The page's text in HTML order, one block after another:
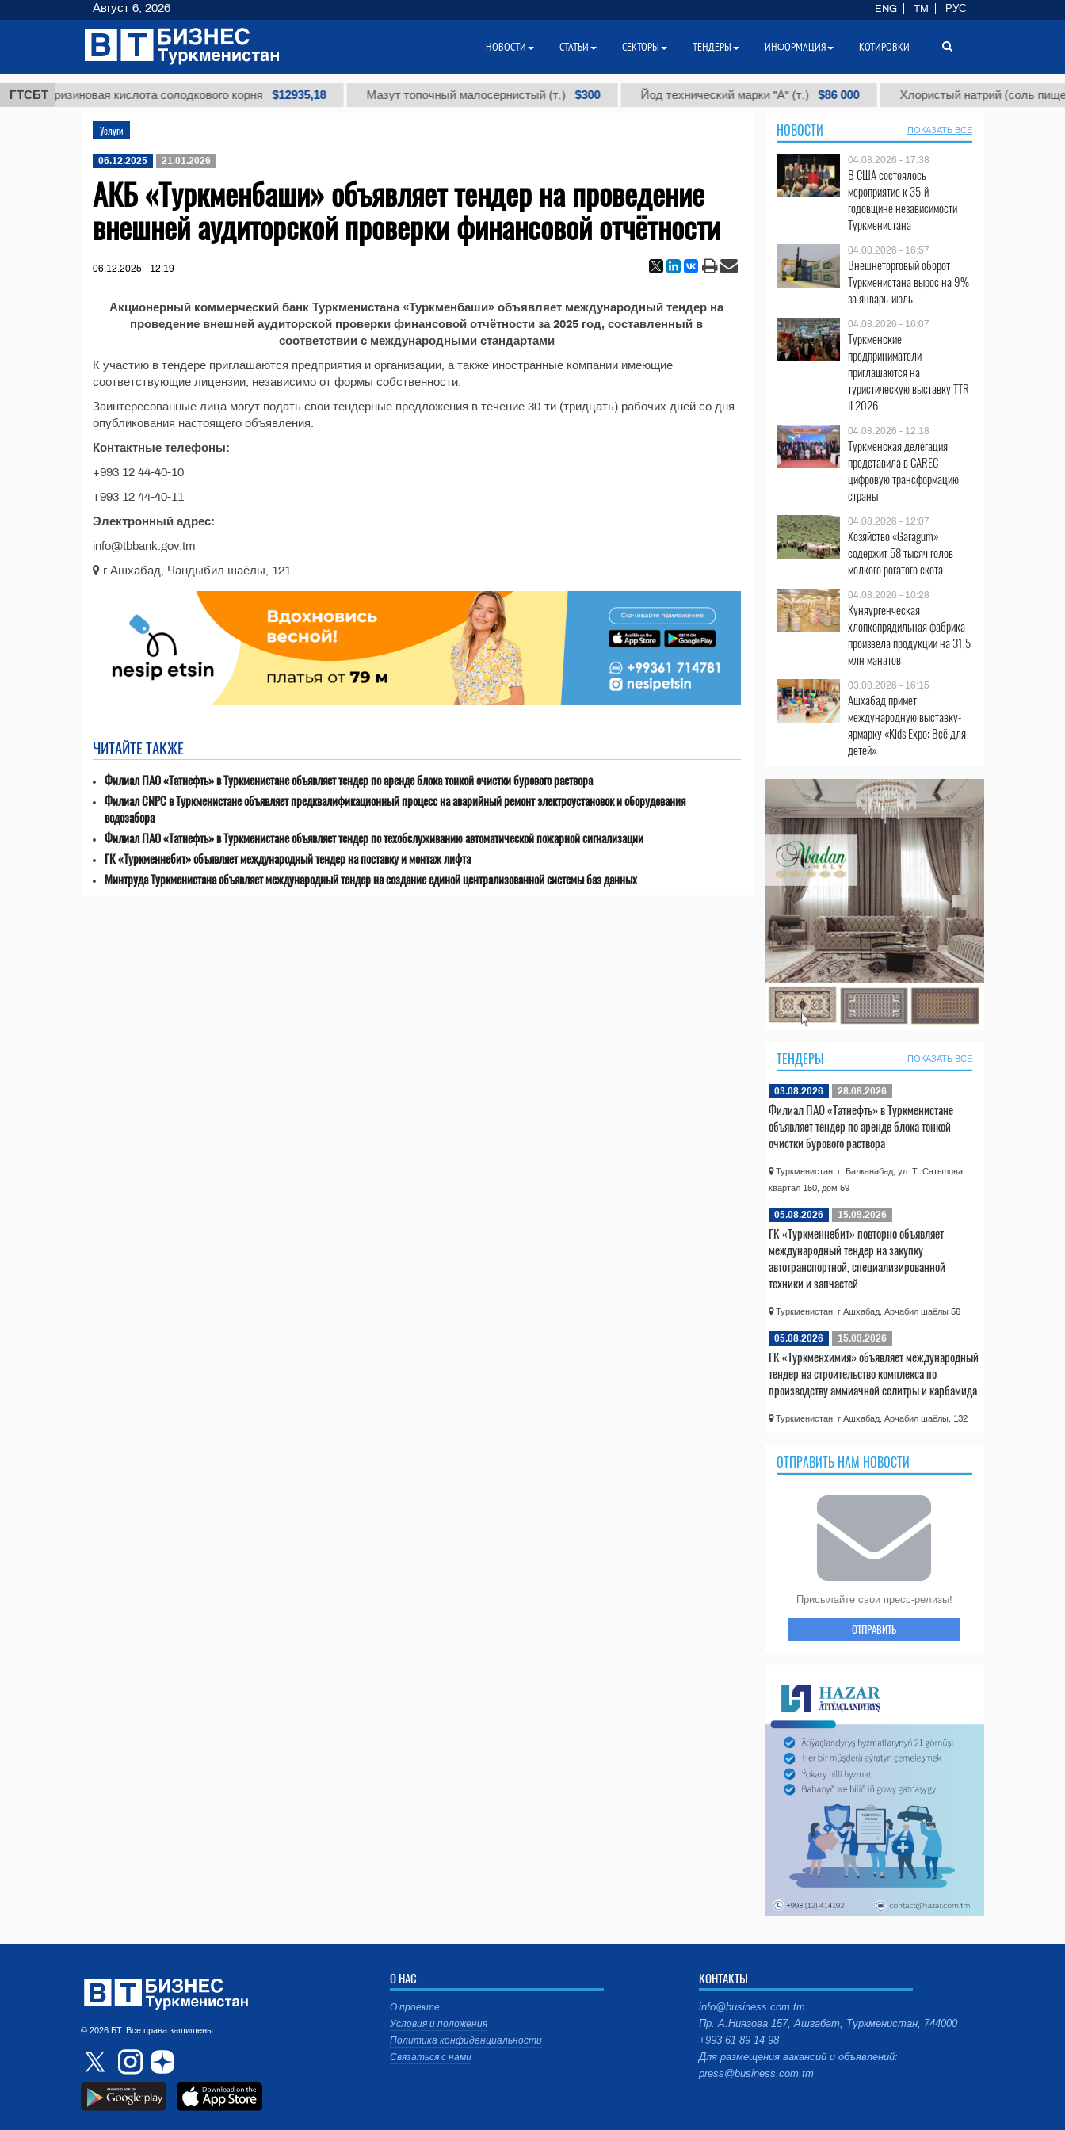
ГТСБТ кислота солодкового корня $12935,18 Мазут топочный малосернистый (т.) $300 Йод технический марки "А" (т.) $86 000 Хлористый натрий (соль пищевая)
Услуги
06.12.2025 21.01.2026
АКБ «Туркменбаши» объявляет тендер на проведение
внешней аудиторской проверки финансовой отчётности
06.12.2025 - 12:19
Акционерный коммерческий банк Туркменистана «Туркменбаши» объявляет международный тендер на
проведение внешней аудиторской проверки финансовой отчётности за 2025 год, составленный в
соответствии с международными стандартами
К участию в тендере приглашаются предприятия и организации, а также иностранные компании имеющие
соответствующие лицензии, независимо от формы собственности.
Заинтересованные лица могут подать свои тендерные предложения в течение 30-ти (тридцать) рабочих дней со дня
опубликования настоящего объявления.
Контактные телефоны:
+993 12 44-40-10
+993 12 44-40-11
Электронный адрес:
info@tbbank.gov.tm
г.Ашхабад, Чандыбил шаёлы, 121
ЧИТАЙТЕ ТАКЖЕ
Филиал ПАО «Татнефть» в Туркменистане объявляет тендер по аренде блока тонкой очистки бурового раствора
Филиал CNPC в Туркменистане объявляет предквалификационный процесс на аварийный ремонт электроустановок и оборудования
водозабора
Филиал ПАО «Татнефть» в Туркменистане объявляет тендер по техобслуживанию автоматической пожарной сигнализации
ГК «Туркменнебит» объявляет международный тендер на поставку и монтаж лифта
Минтруда Туркменистана объявляет международный тендер на создание единой централизованной системы баз данных
НОВОСТИ ПОКАЗАТЬ ВСЕ
04.08.2026 - 17:38
В США состоялось
мероприятие к 35-й
годовщине независимости
Туркменистана
04.08.2026 - 16:57
Внешнеторговый оборот
Туркменистана вырос на 9%
за январь-июль
04.08.2026 - 16:07
Туркменские
предприниматели
приглашаются на
туристическую выставку TTR
II 2026
04.08.2026 - 12:18
Туркменская делегация
представила в CAREC
цифровую трансформацию
страны
04.08.2026 - 12:07
Хозяйство «Garagum»
содержит 58 тысяч голов
мелкого рогатого скота
04.08.2026 - 10:28
Куняургенческая
хлопкопрядильная фабрика
произвела продукции на 31,5
млн манатов
03.08.2026 - 16:15
Ашхабад примет
международную выставку-
ярмарку «Kids Expo: Всё для
детей»
ТЕНДЕРЫ ПОКАЗАТЬ ВСЕ
03.08.2026 28.08.2026
Филиал ПАО «Татнефть» в Туркменистане
объявляет тендер по аренде блока тонкой
очистки бурового раствора
Туркменистан, г. Балканабад, ул. Т. Сатылова,
квартал 150, дом 59
05.08.2026 15.09.2026
ГК «Туркменнебит» повторно объявляет
международный тендер на закупку
автотранспортной, специализированной
техники и запчастей
Туркменистан, г.Ашхабад, Арчабил шаёлы 56
05.08.2026 15.09.2026
ГК «Туркменхимия» объявляет международный
тендер на строительство комплекса по
производству аммиачной селитры и карбамида
Туркменистан, г.Ашхабад, Арчабил шаёлы, 132
ОТПРАВИТЬ НАМ НОВОСТИ
Присылайте свои пресс-релизы!
ОТПРАВИТЬ
© 2026 БТ. Все права защищены.
О НАС
О проекте
Условия и положения
Политика конфиденциальности
Связаться с нами
КОНТАКТЫ
info@business.com.tm
Пр. А.Ниязова 157, Ашгабат, Туркменистан, 744000
+993 61 89 14 98
Для размещения вакансий и объявлений:
press@business.com.tm
Август 6, 2026 ENG TM РУС
НОВОСТИ СТАТЬИ СЕКТОРЫ ТЕНДЕРЫ ИНФОРМАЦИЯ КОТИРОВКИ